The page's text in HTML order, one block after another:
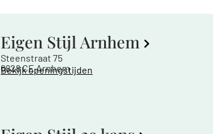
Eigen Stijl Arnhem
Steenstraat 75
6828 CE Arnhem
Bekijk openingstijden